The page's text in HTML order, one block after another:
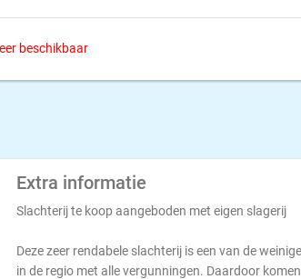
beschikbaar
Extra informatie
Slachterij te koop aangeboden met eigen slagerij
Deze zeer rendabele slachterij is een van de weinige
in de regio met alle vergunningen. Daardoor komen